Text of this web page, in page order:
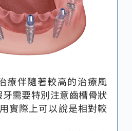
療伴隨著較高的治療風
需要特別注意齒槽骨狀
實際上可以說是相對較